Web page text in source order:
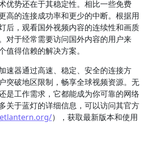
优势还在于其稳定性。相比一些免费
高的连接成功率和更少的中断。根据用
后，观看国外视频内容的连续性和画质
对于经常需要访问国外内容的用户来
值得信赖的解决方案。
速器通过高速、稳定、安全的连接方
突破地区限制，畅享全球视频资源。无
是工作需求，它都能成为你可靠的网络
关于蓝灯的详细信息，可以访问其官方
），获取最新版本和使用